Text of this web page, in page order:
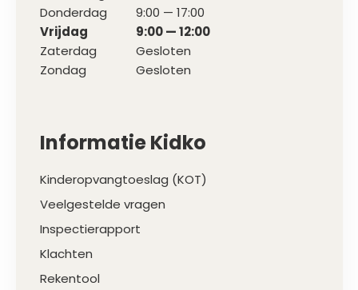
Donderdag
9:00 — 17:00
Vrijdag
9:00 — 12:00
Zaterdag
Gesloten
Zondag
Gesloten
Informatie Kidko
Kinderopvangtoeslag (KOT)
Veelgestelde vragen
Inspectierapport
Klachten
Rekentool